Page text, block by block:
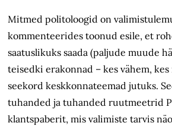
Mitmed politoloogid on
kommenteerides toonud esile, et
saatuslikuks saada (paljude muude
teisedki erakonnad – kes vähem,
seekord keskkonna­teemad jutuks.
tuhanded ja tuhanded ruutmeetrid
klantspaberit, mis valimiste tarvis